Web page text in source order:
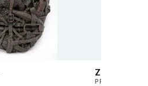
Zsákutca
PRUTKAY